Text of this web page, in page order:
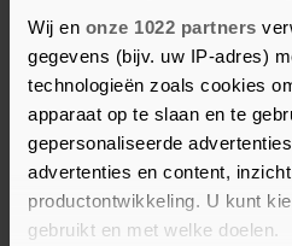
Wij en onze 1022 partners
gegevens (bijv. uw IP-adres)
technologieën zoals cookies
apparaat op te slaan en te
gepersonaliseerde
advertenties en content,
productontwikkeling. U kunt
gebruikt en met welke doelen.